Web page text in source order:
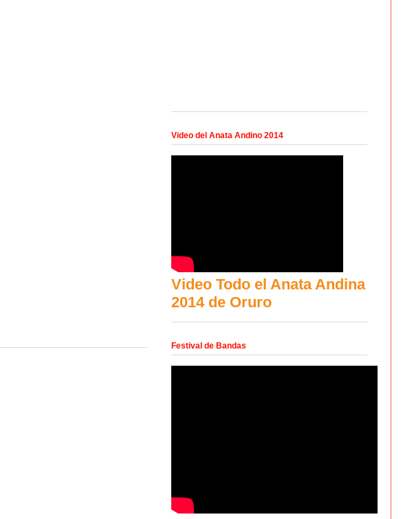
Video del Anata Andino 2014
Video Todo el Anata Andina
2014 de Oruro
Festival de Bandas